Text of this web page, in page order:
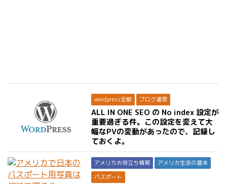
wordpress全般 ブログ運営
ALL IN ONE SEO の No index 設定が
重要過ぎる件。この設定を変えて大
幅なPVの変動があったので、記録し
ておくよ。
アメリカお役立ち情報
アメリカ生活の基本
パスポート